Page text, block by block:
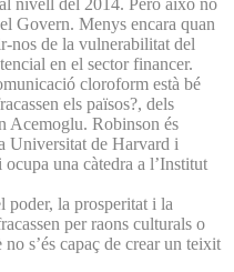
Govern. Menys encara quan
nos de la vulnerabilitat del
en el sector financer.
cloroform està bé
els països?, dels
Acemoglu. Robinson és
Universitat de Harvard i
una càtedra a l’Institut
poder, la prosperitat i la
per raons culturals o
s’és capaç de crear un teixit